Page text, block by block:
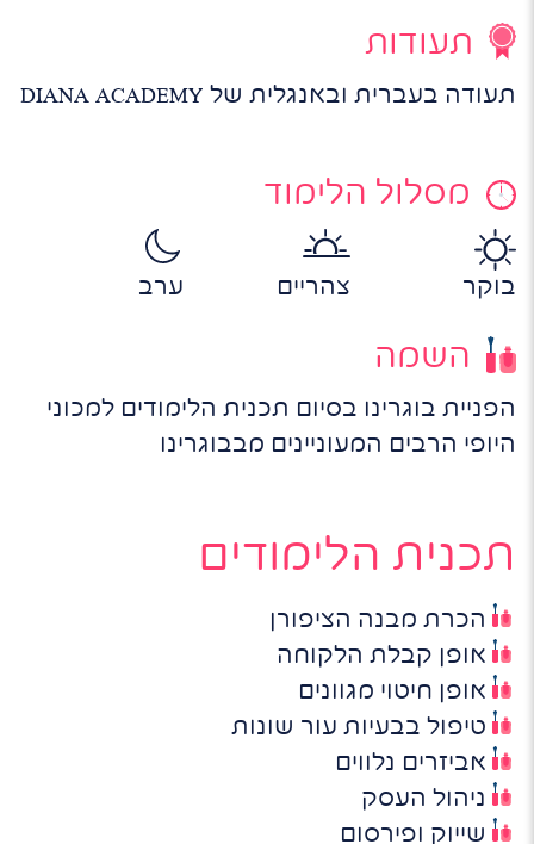
תעודות
תעודה בעברית ובאנגלית של DIANA ACADEMY
מסלול הלימוד
בוקר צהריים ערב
השמה
הפניית בוגרינו בסיום תכנית הלימודים למכוני
היופי הרבים המעוניינים מבבוגרינו
תכנית הלימודים
הכרת מבנה הציפורן
אופן קבלת הלקוחה
אופן חיטוי מגוונים
טיפול בבעיות עור שונות
אביזרים נלווים
ניהול העסק
שייוק ופירסום